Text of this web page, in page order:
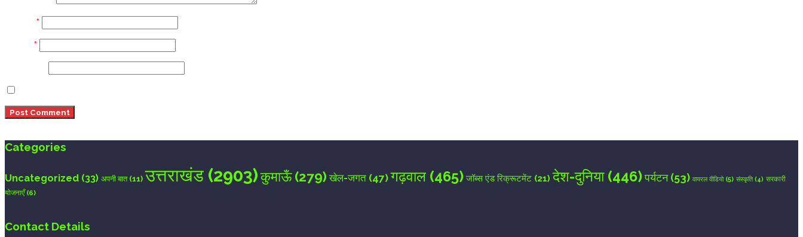
*
*
Categories
Uncategorized (33) अपनी बात(11) उत्तराखंड (2903)कुमाऊँ(279) खेल-जगत (47) गढ़वाल (465) जॉब्स एंड रिक्रूटमेंट (21) देश-दुनिया(446)पर्यटन(53) वायरल वीडियो(5) संस्कृति(4) सरकारी
योजनाएँ(6)
Contact Details